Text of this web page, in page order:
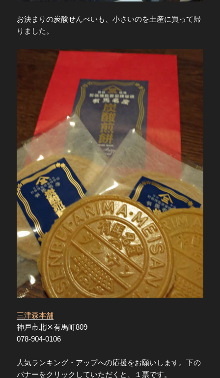
お決まりの炭酸せんべいも、小さいのを土産に買って帰
りました。
三津森本舗
神戸市北区有馬町809
078-904-0106
人気ランキング・アップへの応援をお願いします。下の
バナーをクリックしていただくと、１票です。